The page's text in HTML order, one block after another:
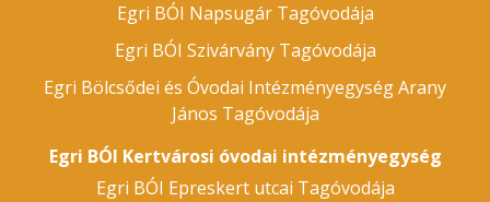
Egri BÓI Napsugár Tagóvodája
Egri BÓI Szivárvány Tagóvodája
Egri Bölcsődei és Óvodai Intézményegység Arany
János Tagóvodája
Egri BÓI Kertvárosi óvodai intézményegység
Egri BÓI Epreskert utcai Tagóvodája